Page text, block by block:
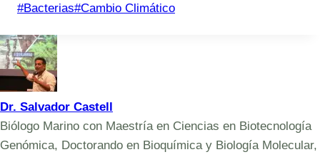
Post
#Bacterias#Cambio Climático
Dr. Salvador Castell
Biólogo Marino con Maestría en Ciencias en Biotecnología
Genómica, Doctorando en Bioquímica y Biología Molecular,